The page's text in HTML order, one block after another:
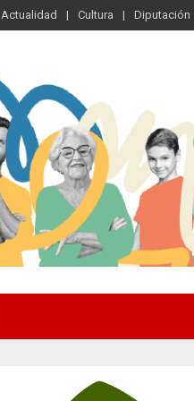
Actualidad Cultura Diputación